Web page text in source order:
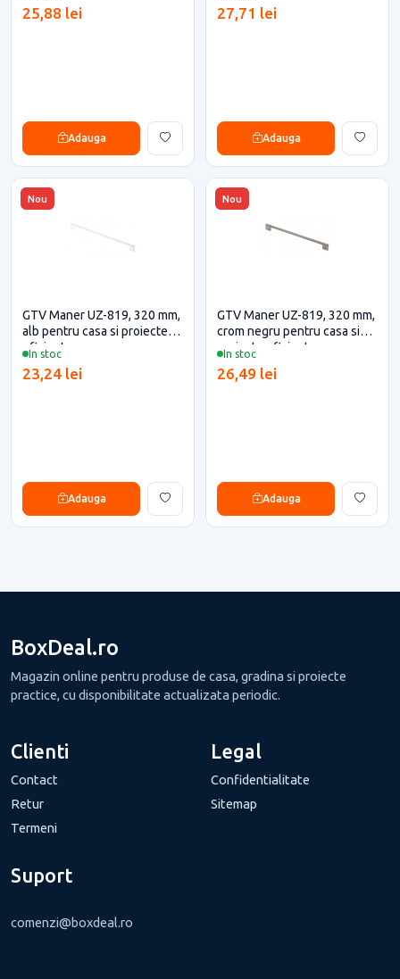
25,88 lei
Adauga
27,71 lei
Adauga
Nou
In stoc
GTV Maner UZ-819, 320 mm,
alb pentru casa si proiecte
eficiente
23,24 lei
Adauga
Nou
In stoc
GTV Maner UZ-819, 320 mm,
crom negru pentru casa si
proiecte eficiente
26,49 lei
Adauga
BoxDeal.ro
Magazin online pentru produse de casa, gradina si proiecte
practice, cu disponibilitate actualizata periodic.
Clienti
Contact
Retur
Termeni
Legal
Confidentialitate
Sitemap
Suport
comenzi@boxdeal.ro